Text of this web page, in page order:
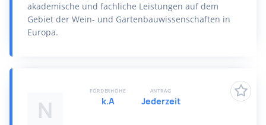
akademische und fachliche Leistungen auf dem
Gebiet der Wein- und Gartenbauwissenschaften in
Europa.
N
FÖRDERHÖHE
k.A
ANTRAG
Jederzeit